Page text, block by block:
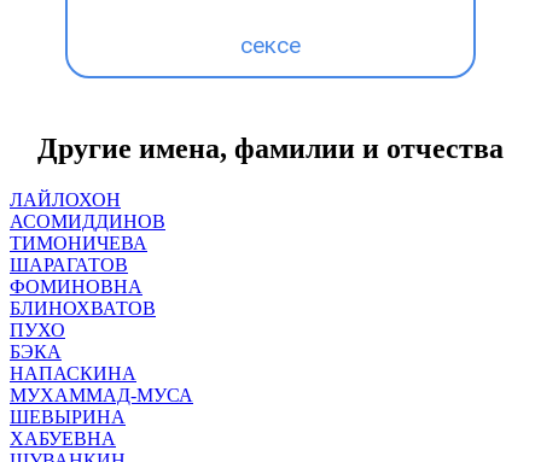
сексе
Другие имена, фамилии и отчества
ЛАЙЛОХОН
АСОМИДДИНОВ
ТИМОНИЧЕВА
ШАРАГАТОВ
ФОМИНОВНА
БЛИНОХВАТОВ
ПУХО
БЭКА
НАПАСКИНА
МУХАММАД-МУСА
ШЕВЫРИНА
ХАБУЕВНА